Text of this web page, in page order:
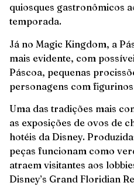
quiosques gastronômicos
temporada.
Já no Magic Kingdom, a
mais evidente, com
Páscoa, pequenas
personagens com
Uma das tradições mais
as exposições de ovos de
hotéis da Disney.
peças funcionam como
atraem visitantes aos
Disney’s Grand Floridian